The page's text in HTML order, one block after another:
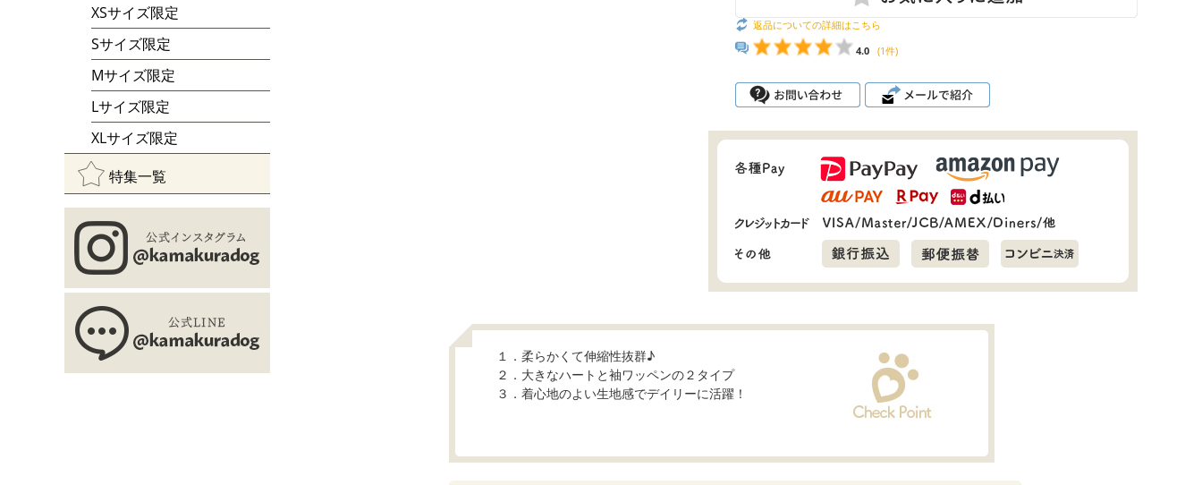
返品についての詳細はこちら
4.0 (1件)
１．柔らかくて伸縮性抜群♪
２．大きなハートと袖ワッペンの２タイプ
３．着心地のよい生地感でデイリーに活躍！
XSサイズ限定
Sサイズ限定
Mサイズ限定
Lサイズ限定
XLサイズ限定
特集一覧